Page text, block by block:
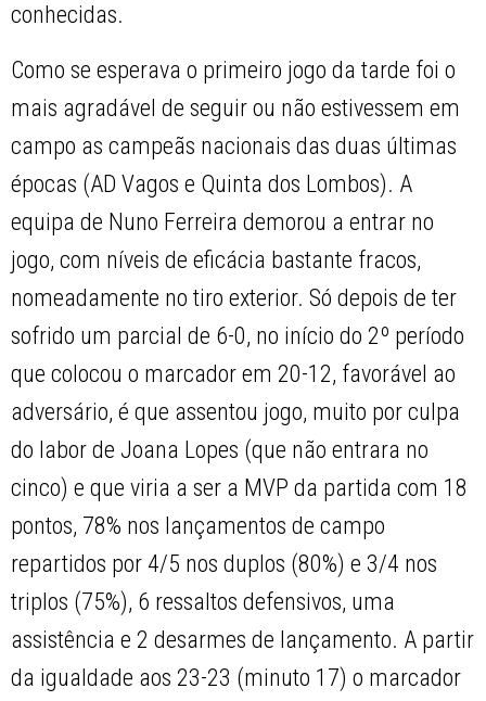
conhecidas.
Como se esperava o primeiro jogo da tarde foi o
mais agradável de seguir ou não estivessem em
campo as campeãs nacionais das duas últimas
épocas (AD Vagos e Quinta dos Lombos). A
equipa de Nuno Ferreira demorou a entrar no
jogo, com níveis de eficácia bastante fracos,
nomeadamente no tiro exterior. Só depois de ter
sofrido um parcial de 6-0, no início do 2º período
que colocou o marcador em 20-12, favorável ao
adversário, é que assentou jogo, muito por culpa
do labor de Joana Lopes (que não entrara no
cinco) e que viria a ser a MVP da partida com 18
pontos, 78% nos lançamentos de campo
repartidos por 4/5 nos duplos (80%) e 3/4 nos
triplos (75%), 6 ressaltos defensivos, uma
assistência e 2 desarmes de lançamento. A partir
da igualdade aos 23-23 (minuto 17) o marcador